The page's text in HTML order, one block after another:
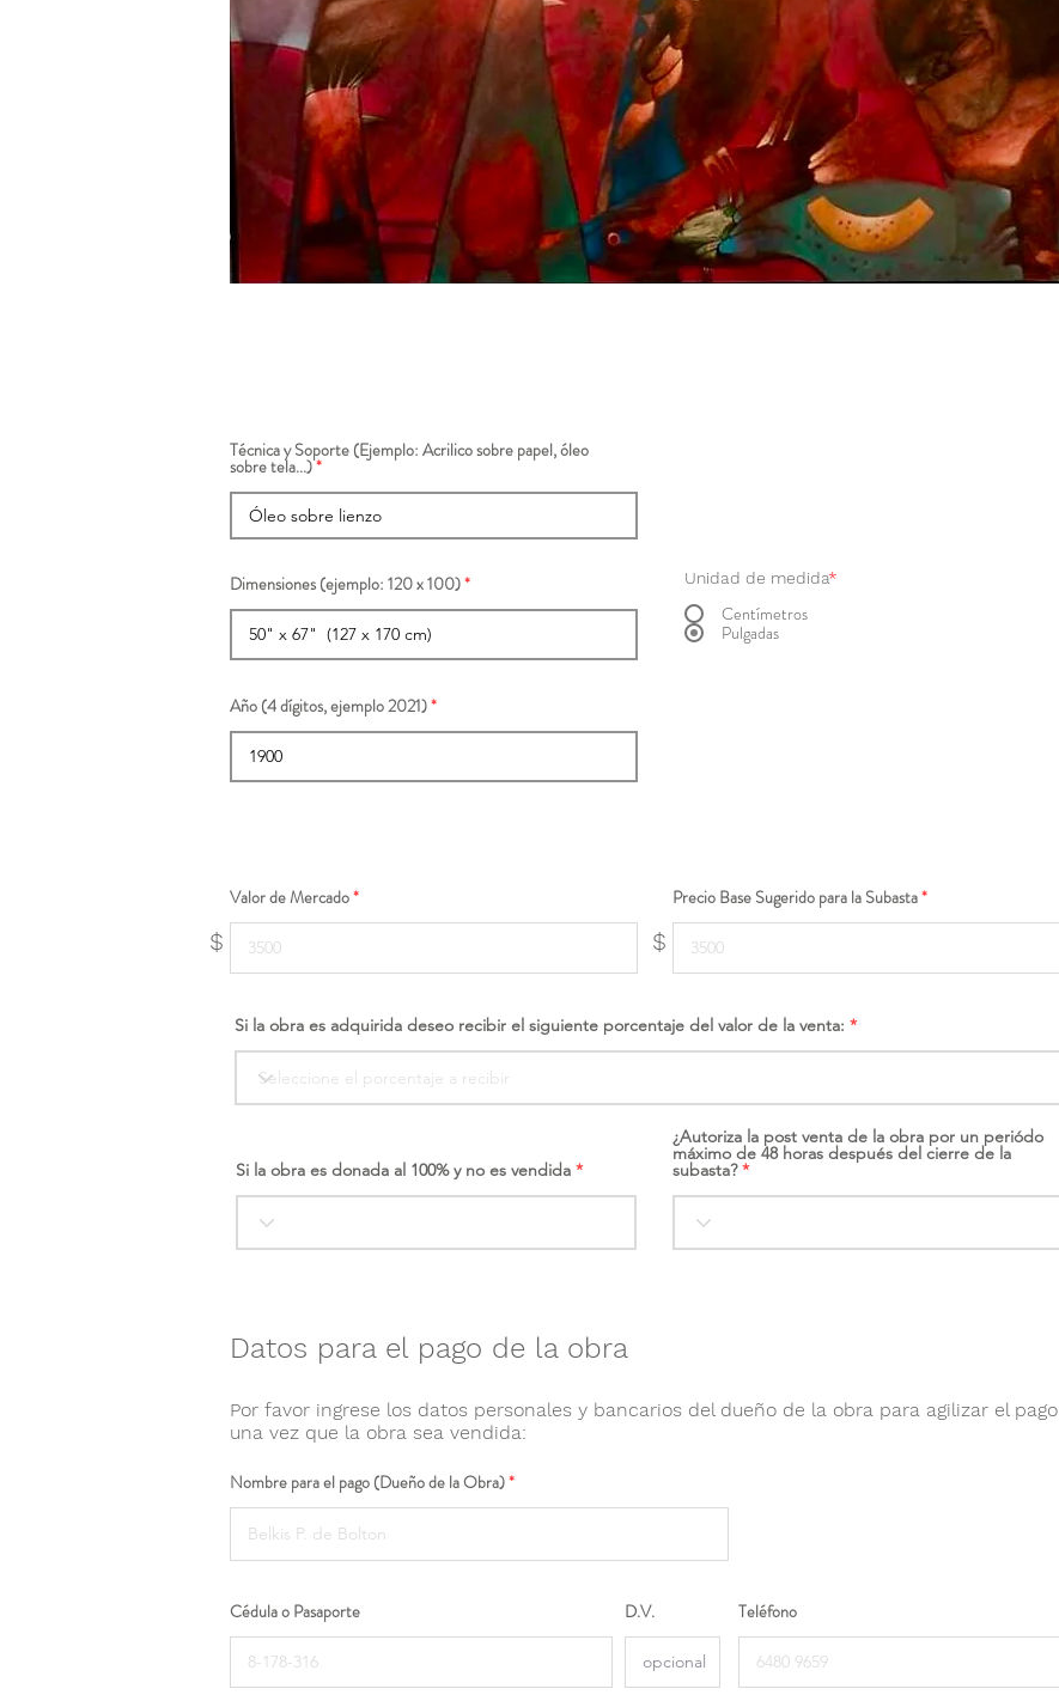
Técnica y Soporte (Ejemplo: Acrilico sobre papel, óleo
sobre tela...)
Dimensiones (ejemplo: 120 x 100) Unidad de medida*
Centímetros
Pulgadas
Año (4 dígitos, ejemplo 2021)
$
Valor de Mercado
$
Precio Base Sugerido para la Subasta
Si la obra es adquirida deseo recibir el siguiente porcentaje del valor de la venta:
Si la obra es donada al 100% y no es vendida
¿Autoriza la post venta de la obra por un periódo
máximo de 48 horas después del cierre de la
subasta?
Datos para el pago de la obra
Por favor ingrese los datos personales y bancarios del dueño de la obra para agilizar el pago
una vez que la obra sea vendida:
Nombre para el pago (Dueño de la Obra)
Cédula o Pasaporte D.V. Teléfono